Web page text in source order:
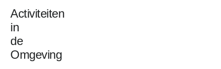
Activiteiten
in
de
Omgeving